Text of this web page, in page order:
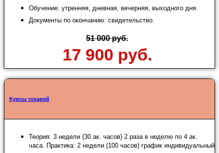
Обучение: утренняя, дневная, вечерняя, выходного дня
Документы по окончанию: свидетельство
51 000 руб.
17 900 руб.
Курсы токарей
Теория: 3 недели (30 ак. часов) 2 раза в неделю по 4 ак.
часа. Практика: 2 недели (100 часов) график индивидуальный